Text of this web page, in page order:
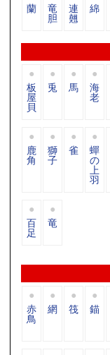
蘭 竜
胆
連
翹
綿
板
屋
貝
兎 馬 海
老
鹿
角
獅
子
雀 蟬
の
上
羽
百
足
竜
赤
鳥
網 筏 錨